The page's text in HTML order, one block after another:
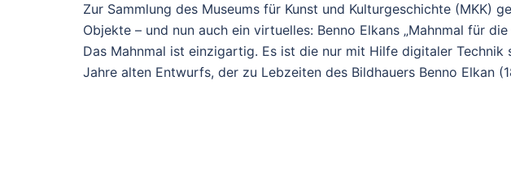
Zur Sammlung des Museums für Kunst und Kulturgeschichte (MKK)
Objekte – und nun auch ein virtuelles: Benno Elkans „Mahnmal für
Das Mahnmal ist einzigartig. Es ist die nur mit Hilfe digitaler
Jahre alten Entwurfs, der zu Lebzeiten des Bildhauers Benno Elkan